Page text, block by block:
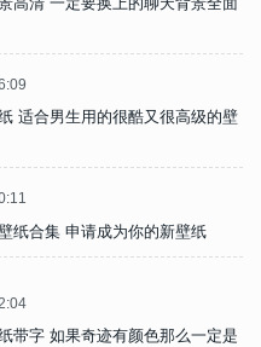
适合男生用的很酷又很高级的壁
纸合集 申请成为你的新壁纸
带字 如果奇迹有颜色那么一定是